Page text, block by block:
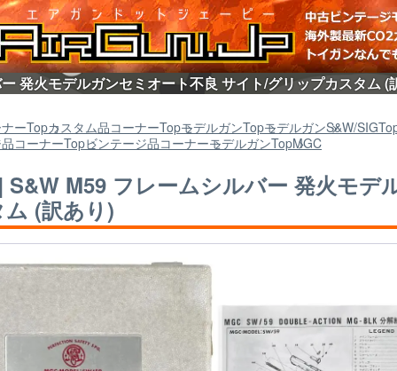
発火モデルガンセミオート不良 サイト/グリップカスタム
ーTopカスタム品コーナーTopモデルガンTopモデルガンS&W/SIG
コーナーTopビンテージ品コーナーモデルガンTopMGC
S&W M59 フレームシルバー 発火モ
(訳あり)